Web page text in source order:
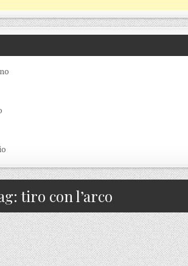
tiro con l’arco